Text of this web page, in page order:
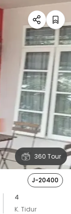
360 Tour
J-20400
4
K. Tidur